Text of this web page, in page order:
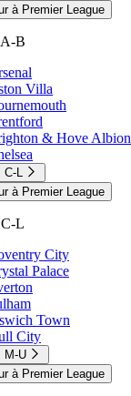
à Premier League
B
Villa
& Hove Albion
L
à Premier League
L
City
Palace
Town
City
M-U
à Premier League